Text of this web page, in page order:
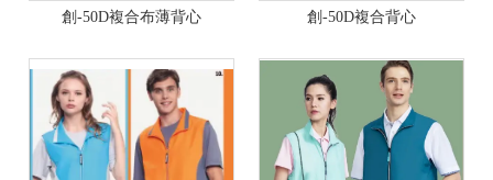
創-50D複合布薄背心 創-50D複合背心